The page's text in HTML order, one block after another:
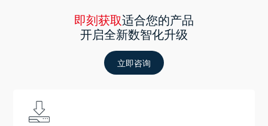
即刻获取适合您的产品
开启全新数智化升级
立即咨询